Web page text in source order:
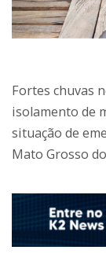
Fortes chuvas
isolamento de
situação de
Mato Grosso